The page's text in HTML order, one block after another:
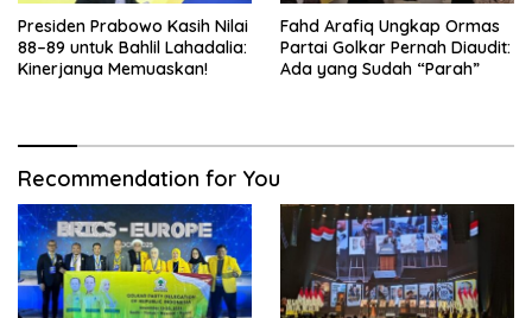
Presiden Prabowo Kasih Nilai
88–89 untuk Bahlil Lahadalia:
Kinerjanya Memuaskan!
Fahd Arafiq Ungkap Ormas
Partai Golkar Pernah Diaudit:
Ada yang Sudah “Parah”
Recommendation for You